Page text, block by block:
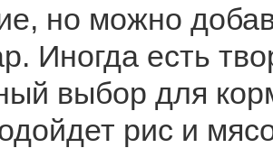
но можно
Иногда есть
выбор для
рис и